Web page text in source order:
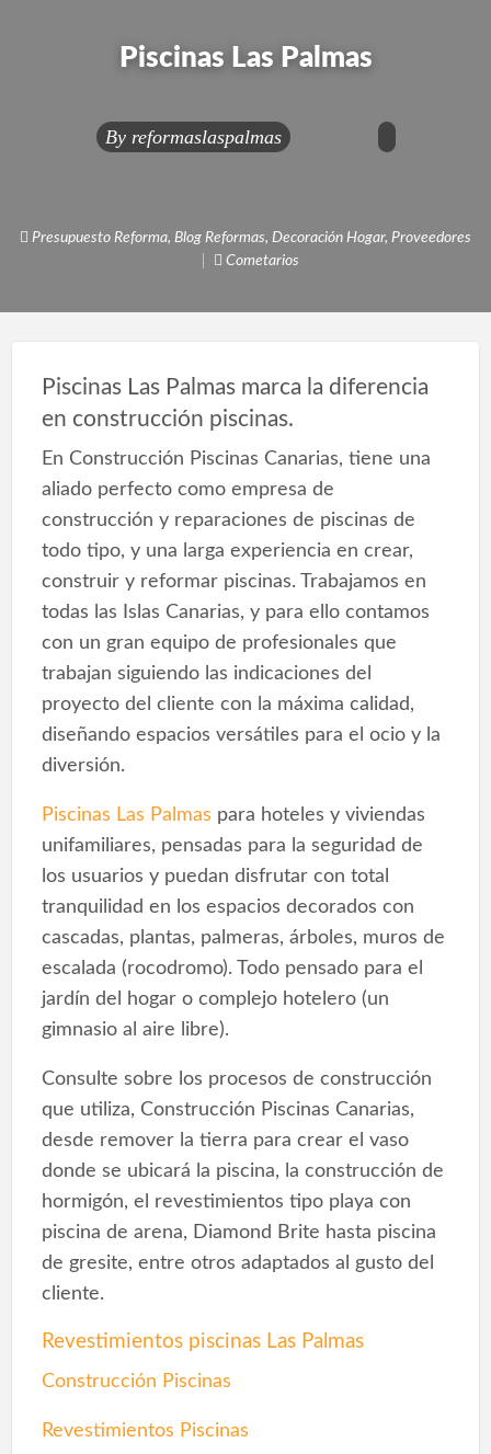
Piscinas Las Palmas
By reformaslaspalmas
Presupuesto Reforma, Blog Reformas, Decoración Hogar, Proveedores
Cometarios
Piscinas Las Palmas marca la diferencia
en construcción piscinas.
En Construcción Piscinas Canarias, tiene una
aliado perfecto como empresa de
construcción y reparaciones de piscinas de
todo tipo, y una larga experiencia en crear,
construir y reformar piscinas. Trabajamos en
todas las Islas Canarias, y para ello contamos
con un gran equipo de profesionales que
trabajan siguiendo las indicaciones del
proyecto del cliente con la máxima calidad,
diseñando espacios versátiles para el ocio y la
diversión.
Piscinas Las Palmas para hoteles y viviendas
unifamiliares, pensadas para la seguridad de
los usuarios y puedan disfrutar con total
tranquilidad en los espacios decorados con
cascadas, plantas, palmeras, árboles, muros de
escalada (rocodromo). Todo pensado para el
jardín del hogar o complejo hotelero (un
gimnasio al aire libre).
Consulte sobre los procesos de construcción
que utiliza, Construcción Piscinas Canarias,
desde remover la tierra para crear el vaso
donde se ubicará la piscina, la construcción de
hormigón, el revestimientos tipo playa con
piscina de arena, Diamond Brite hasta piscina
de gresite, entre otros adaptados al gusto del
cliente.
Revestimientos piscinas Las Palmas
Construcción Piscinas
Revestimientos Piscinas